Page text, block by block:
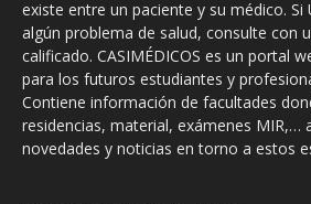
existe entre un paciente y su médico. Si
algún problema de salud, consulte con
calificado. CASIMÉDICOS es un portal
para los futuros estudiantes y
Contiene información de facultades
residencias, material, exámenes MIR,…
novedades y noticias en torno a estos